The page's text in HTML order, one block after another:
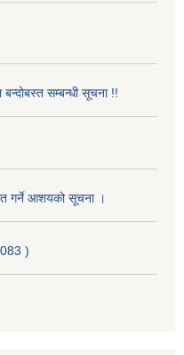
सम्बन्धी सूचना !!
गर्ने आशयको सूचना ।
)